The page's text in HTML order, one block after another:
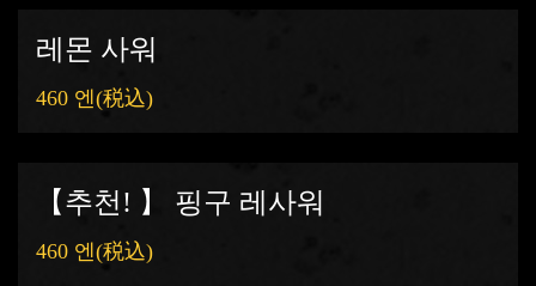
레몬 사워
460 엔(税込)
【추천! 】 핑구 레사워
460 엔(税込)